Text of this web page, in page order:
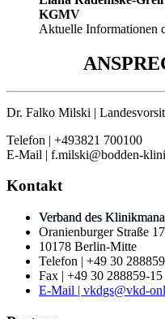
KGMV
Aktuelle Informationen
Dr. Falko Milski |
Telefon | +493821 700100
E-Mail | f.milski@bodden-
Kontakt
Verband des
Oranienburger Straße 17
10178 Berlin-Mitte
Telefon | +49 30
Fax | +49 30 288859-15
E-Mail | vkdgs@vkd-